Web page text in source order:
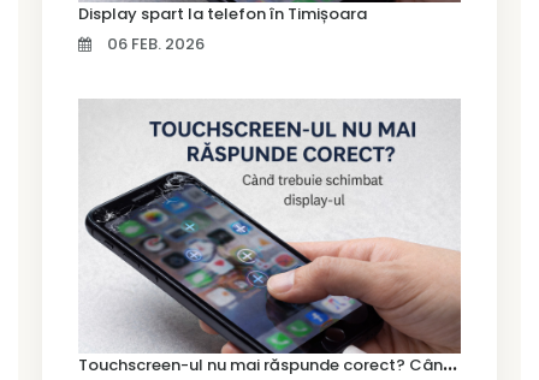
Display spart la telefon în Timișoara
06 FEB. 2026
T
ouchscreen-ul nu mai răspunde corect? Când trebuie schimbat display-ul